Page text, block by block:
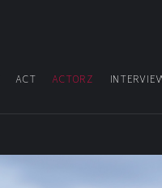
ACT ACTORZ